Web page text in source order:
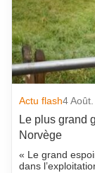
Actu flash4
Le plus grand
Norvège
« Le grand
dans